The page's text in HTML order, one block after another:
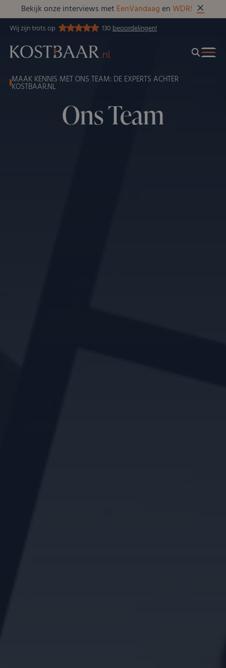
Bekijk onze interviews met EenVandaagenWDR!
Wij zijn trots op 130beoordelingen!
MAAK KENNIS MET ONS TEAM: DE EXPERTS ACHTER
KOSTBAAR.NL
Ons Team